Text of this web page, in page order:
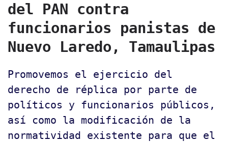
del PAN contra
funcionarios panistas de
Nuevo Laredo, Tamaulipas
Promovemos el ejercicio del
derecho de réplica por parte de
políticos y funcionarios públicos,
así como la modificación de la
normatividad existente para que el